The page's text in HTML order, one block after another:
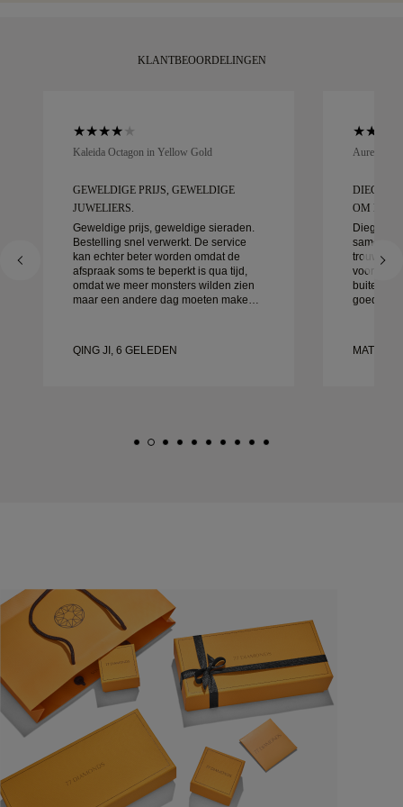
KLANTBEOORDELINGEN
Kaleida Octagon in Yellow Gold
GEWELDIGE PRIJS, GEWELDIGE
JUWELIERS.
Geweldige prijs, geweldige sieraden.
Bestelling snel verwerkt. De service
kan echter beter worden omdat de
afspraak soms te beperkt is qua tijd,
omdat we meer monsters wilden zien
maar een andere dag moeten maken.
QING JI, 6 GELEDEN
Aurelle in
DIEGO
OM MEE
Diego
samen te
voor
goed